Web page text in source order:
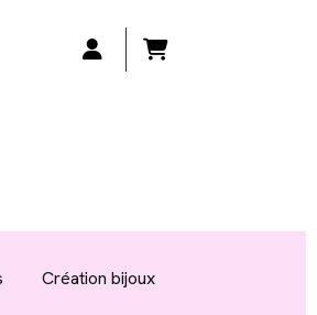
Création bijoux